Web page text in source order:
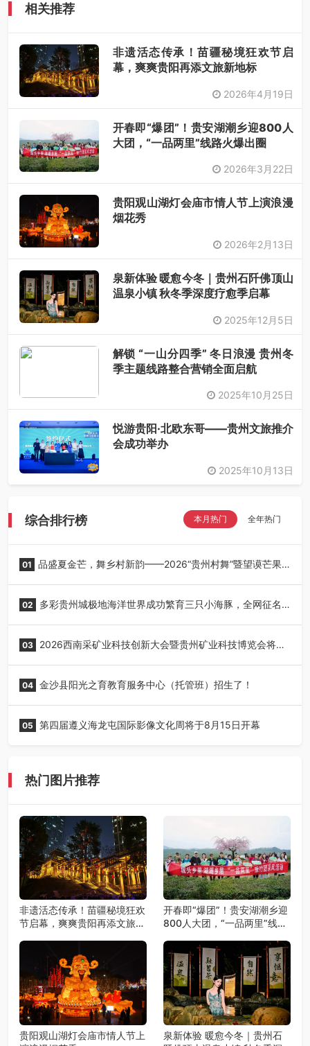
相关推荐
非遗活态传承！苗疆秘境狂欢节启
幕，爽爽贵阳再添文旅新地标
2026年4月19日
开春即“爆团”！贵安湖潮乡迎800人
大团，“一品两里”线路火爆出圈
2026年3月22日
贵阳观山湖灯会庙市情人节上演浪漫
烟花秀
2026年2月13日
泉新体验 暖愈今冬｜贵州石阡佛顶山
温泉小镇 秋冬季深度疗愈季启幕
2025年12月5日
解锁 “一山分四季” 冬日浪漫 贵州冬
季主题线路整合营销全面启航
2025年10月25日
悦游贵阳·北欧东哥——贵州文旅推介
会成功举办
2025年10月13日
综合排行榜 本月热门 全年热门
01 品盛夏金芒，舞乡村新韵——2026“贵州村舞”暨望谟芒果
02 多彩贵州城极地海洋世界成功繁育三只小海豚，全网征名
03 2026西南采矿业科技创新大会暨贵州矿业科技博览会将在
04 金沙县阳光之育教育服务中心（托管班）招生了！
05 第四届遵义海龙屯国际影像文化周将于8月15日开幕
热门图片推荐
非遗活态传承！苗疆秘境狂欢
节启幕，爽爽贵阳再添文旅新
开春即“爆团”！贵安湖潮乡迎
800人大团，“一品两里”线路
贵阳观山湖灯会庙市情人节上
泉新体验 暖愈今冬｜贵州石